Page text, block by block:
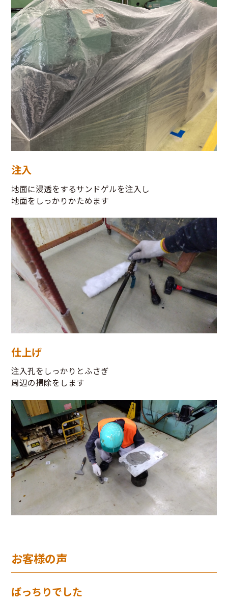
注入
地面に浸透をするサンドゲルを注入し
地面をしっかりかためます
仕上げ
注入孔をしっかりとふさぎ
周辺の掃除をします
お客様の声
ばっちりでした